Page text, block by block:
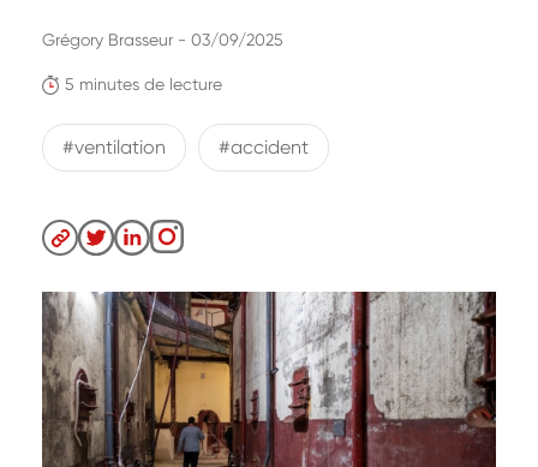
5 minutes de lecture
Grégory Brasseur - 03/09/2025
#ventilation #accident